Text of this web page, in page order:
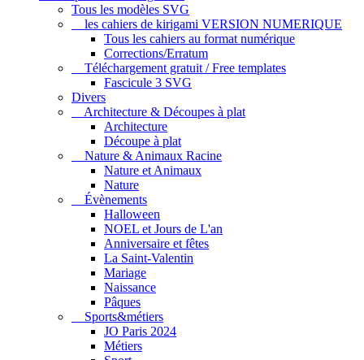
Tous les modèles SVG
les cahiers de kirigami VERSION NUMERIQUE
Tous les cahiers au format numérique
Corrections/Erratum
Téléchargement gratuit / Free templates
Fascicule 3 SVG
Divers
Architecture & Découpes à plat
Architecture
Découpe à plat
Nature & Animaux Racine
Nature et Animaux
Nature
Évènements
Halloween
NOEL et Jours de L'an
Anniversaire et fêtes
La Saint-Valentin
Mariage
Naissance
Pâques
Sports&métiers
JO Paris 2024
Métiers